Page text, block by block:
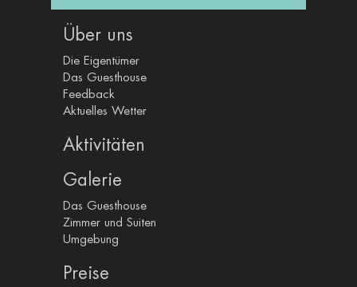
Über uns
Die Eigentümer
Das Guesthouse
Feedback
Aktuelles Wetter
Aktivitäten
Galerie
Das Guesthouse
Zimmer und Suiten
Umgebung
Preise